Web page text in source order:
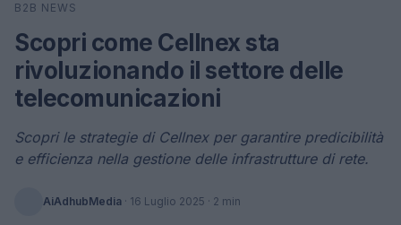
Cerca
B2B NEWS
Scopri come Cellnex sta
rivoluzionando il settore delle
telecomunicazioni
Scopri le strategie di Cellnex per garantire predicibilità
e efficienza nella gestione delle infrastrutture di rete.
AiAdhubMedia · 16 Luglio 2025 · 2 min